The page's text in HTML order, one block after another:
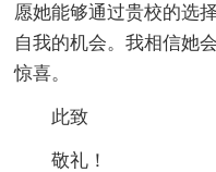
愿她能够通过贵校的选
自我的机会。我相信她
惊喜。
此致
敬礼！